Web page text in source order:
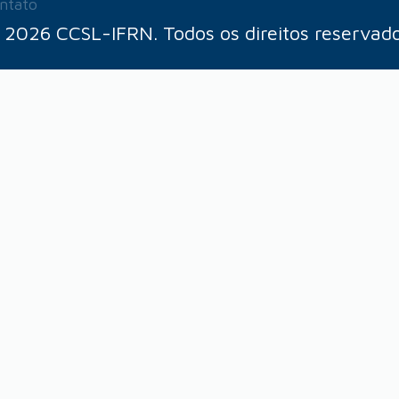
CCSL-IFRN. Todos os direitos